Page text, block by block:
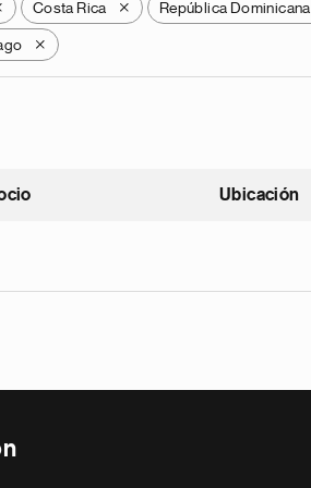
Costa Rica X República Dominicana
X
ascendente
Ubicación